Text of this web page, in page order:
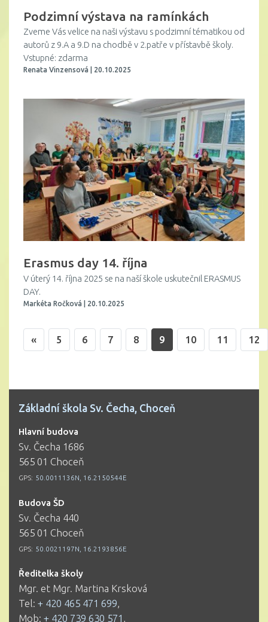
Podzimní výstava na ramínkách
Zveme Vás velice na naši výstavu s podzimní tématikou od
autorů z 9.A a 9.D na chodbě v 2.patře v přístavbě školy.
Vstupné: zdarma
Renata Vinzensová | 20.10.2025
Erasmus day 14. října
V úterý 14. října 2025 se na naší škole uskutečnil ERASMUS
DAY.
Markéta Ročková | 20.10.2025
« 5 6 7 8 9 10 11 12
Základní škola Sv. Čecha, Choceň
Hlavní budova
Sv. Čecha 1686
565 01 Choceň
GPS: 50.0011136N, 16.2150544E
Budova ŠD
Sv. Čecha 440
565 01 Choceň
GPS: 50.0021197N, 16.2193856E
Ředitelka školy
Mgr. et Mgr. Martina Krsková
Tel: + 420 465 471 699,
Mob: + 420 739 630 571 ,